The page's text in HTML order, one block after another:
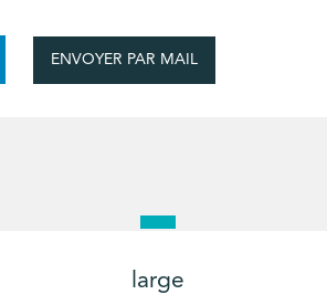
ENVOYER PAR MAIL
large